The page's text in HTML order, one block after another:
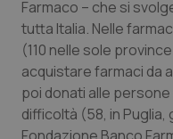
Campania
Emilia-Romagna
Car-T
Colesterolo &
Farmaco – che si
tutta Italia. Nelle
(110 nelle sole
acquistare farmaci da
poi donati alle
difficoltà (58, in